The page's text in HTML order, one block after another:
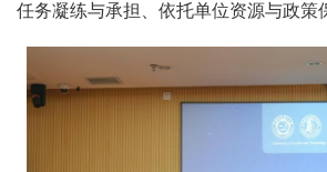
任务凝练与承担、依托单位资源与政策